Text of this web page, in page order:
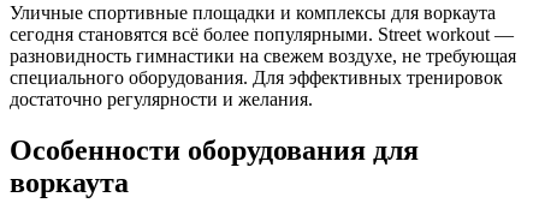
Уличные спортивные площадки и комплексы для воркаута
сегодня становятся всё более популярными. Street workout —
разновидность гимнастики на свежем воздухе, не требующая
специального оборудования. Для эффективных тренировок
достаточно регулярности и желания.
Особенности оборудования для
воркаута